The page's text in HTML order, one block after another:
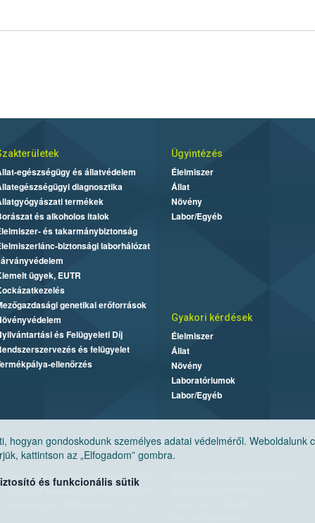
hogyan gondoskodunk személyes adatai védelméről. Weboldalunk
kattintson az „Elfogadom” gombra.
és funkcionális sütik
egészségügy és állatvédelem
diagnosztika
termékek
és alkoholos italok
és takarmánybiztonság
biztonsági laborhálózat
ügyek, EUTR
genetikai erőforrások
és Felügyeleti Díj
és felügyelet
ellenőrzés
Ügyintézés
Élelmiszer
Állat
Növény
Labor/Egyéb
Gyakori kérdések
Élelmiszer
Állat
Növény
Laboratóriumok
Labor/Egyéb
Nemzeti Élelmiszerlánc-biztonsági Hivatal